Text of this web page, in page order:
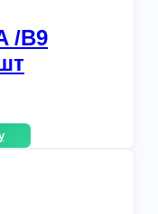
/B9